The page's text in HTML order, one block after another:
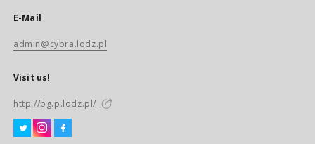
E-Mail
admin@cybra.lodz.pl
Visit us!
http://bg.p.lodz.pl/